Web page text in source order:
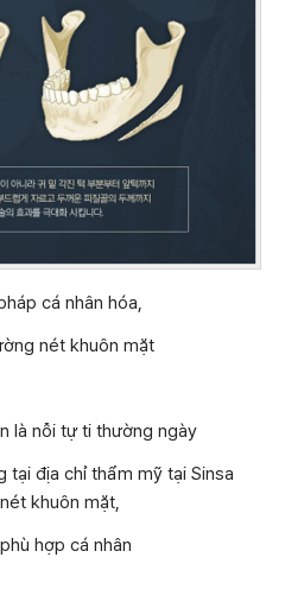
cá nhân hóa,
nét khuôn mặt
là nỗi tự ti thường ngày
tại địa chỉ thẩm mỹ tại Sinsa
khuôn mặt,
hợp cá nhân